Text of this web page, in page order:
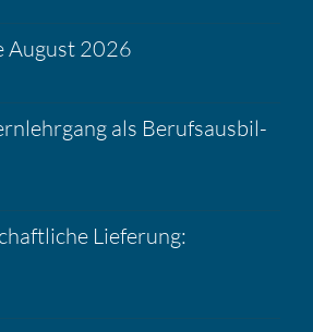
August 2026
als Berufs­aus­bil­
Liefe­rung: